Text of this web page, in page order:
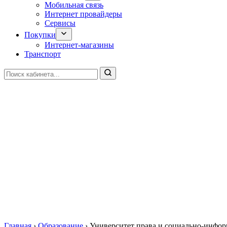
Мобильная связь
Интернет провайдеры
Сервисы
Покупки
Интернет-магазины
Транспорт